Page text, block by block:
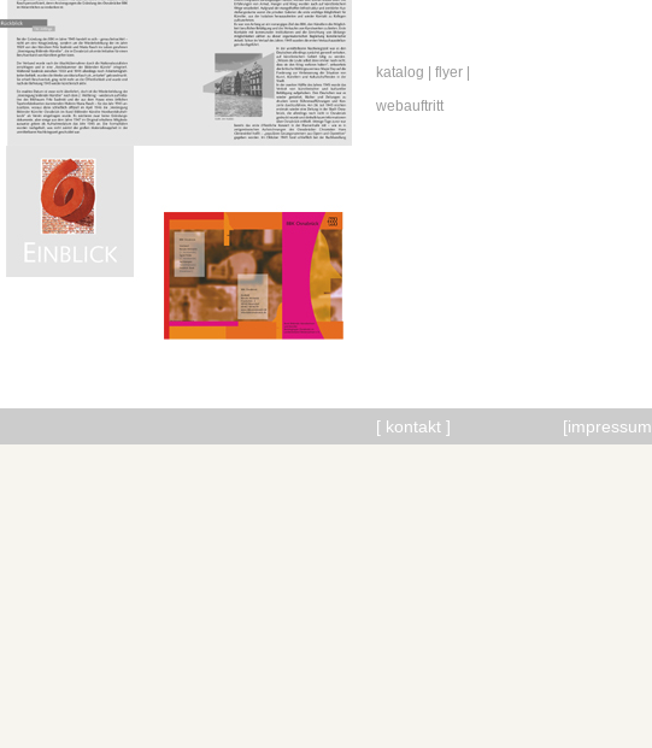
katalog | flyer |
webauftritt
[ kontakt ] [impressum